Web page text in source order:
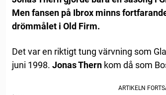
Men fansen på Ibrox minns
drömmålet i Old Firm.
Det var en riktigt tung värvning som
juni 1998. Jonas Thern kom då som